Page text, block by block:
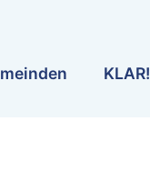
KLAR!